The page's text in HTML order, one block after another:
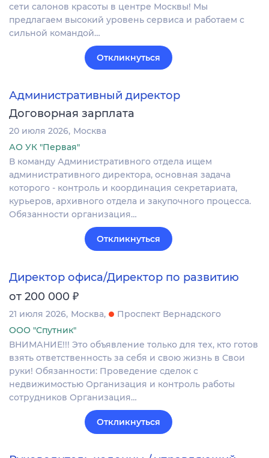
сети салонов красоты в центре Москвы! Мы
предлагаем высокий уровень сервиса и работаем с
сильной командой…
Откликнуться
Административный директор
Договорная зарплата
20 июля 2026 Москва
АО УК "Первая"
В команду Административного отдела ищем
административного директора, основная задача
которого - контроль и координация секретариата,
курьеров, архивного отдела и закупочного процесса.
Обязанности организация…
Откликнуться
Директор офиса/Директор по развитию
от 200 000 ₽
21 июля 2026 Москва
Проспект Вернадского
ООО "Спутник"
ВНИМАНИЕ!!! Это объявление только для тех, кто готов
взять ответственность за себя и свою жизнь в Свои
руки! Обязанности: Проведение сделок с
недвижимостью Организация и контроль работы
сотрудников Организация…
Откликнуться